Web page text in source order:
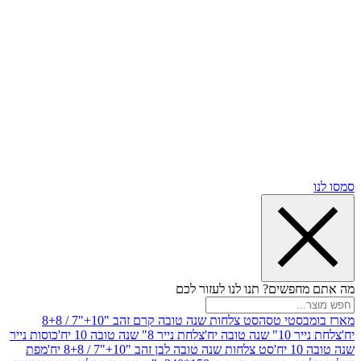
תנו לנו לעזור לכם
טסה
סט צלחות שנה טובה קרם זהב "10+"7 / 8+8
יח'
צלחת נייר 8" שנה טובה 10 יח'
כוסות נייר
סט צלחות שנה טובה לבן זהב "10+"7 / 8+8 יח'
מפת